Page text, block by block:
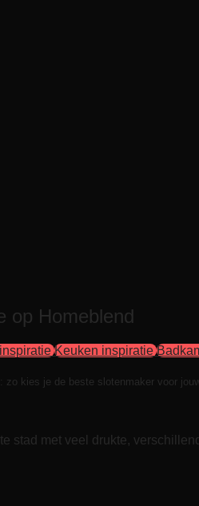
op Homeblend
Keuken inspiratie
zo kies je de beste slotenmaker voor
stad met veel drukte,